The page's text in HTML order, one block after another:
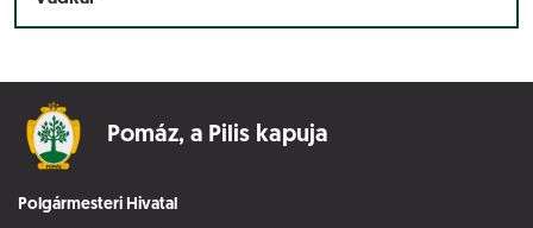
Pomáz, a Pilis kapuja
Polgármesteri Hivatal